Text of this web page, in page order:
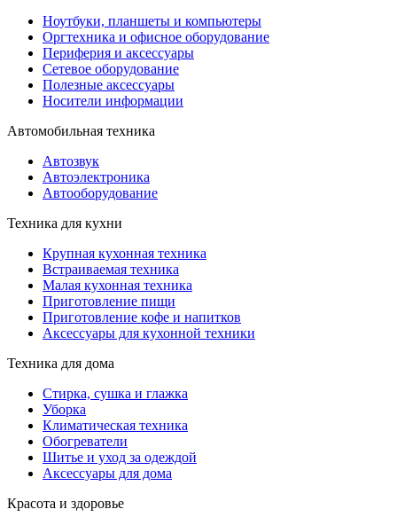
Ноутбуки, планшеты и компьютеры
Оргтехника и офисное оборудование
Периферия и аксессуары
Cетевое оборудование
Полезные аксессуары
Носители информации
Автомобильная техника
Автозвук
Автоэлектроника
Автооборудование
Техника для кухни
Крупная кухонная техника
Встраиваемая техника
Малая кухонная техника
Приготовление пищи
Приготовление кофе и напитков
Аксессуары для кухонной техники
Техника для дома
Стирка, сушка и глажка
Уборка
Климатическая техника
Обогреватели
Шитье и уход за одеждой
Аксессуары для дома
Красота и здоровье